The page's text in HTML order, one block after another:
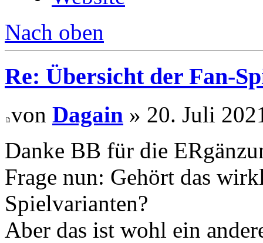
Nach oben
Re: Übersicht der Fan-
von Dagain » 20. Juli
Danke BB für die
Frage nun: Gehört das
Spielvarianten?
Aber das ist wohl ein